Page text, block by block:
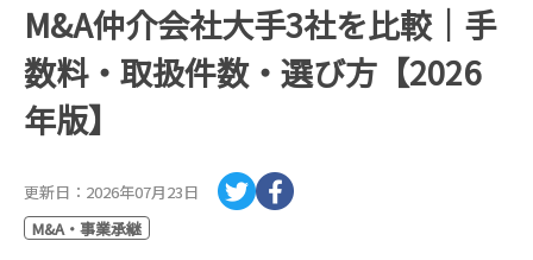
M&A仲介会社大手3社を比較｜手
数料・取扱件数・選び方【2026
年版】
更新日： 2026年07月23日
M&A・事業承継